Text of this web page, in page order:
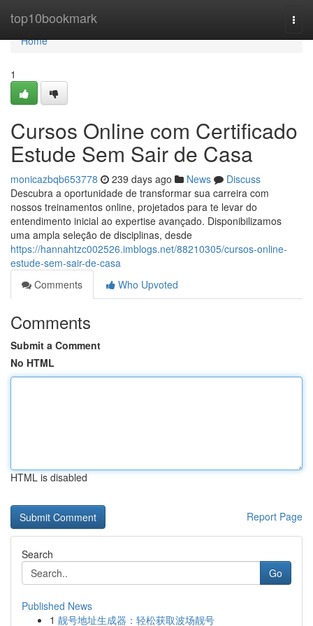
top10bookmark
Home
Home
1
Cursos Online com Certificado
Estude Sem Sair de Casa
monicazbqb653778 239 days ago News
Discuss
Descubra a oportunidade de transformar sua carreira com
nossos treinamentos online, projetados para te levar do
entendimento inicial ao expertise avançado. Disponibilizamos
uma ampla seleção de disciplinas, desde
https://hannahtzc002526.imblogs.net/88210305/cursos-online-
estude-sem-sair-de-casa
Comments
Who Upvoted
Comments
Submit a Comment
No HTML
HTML is disabled
Report Page
Search
Go
Published News
1 靓号地址生成器：轻松获取波场靓号